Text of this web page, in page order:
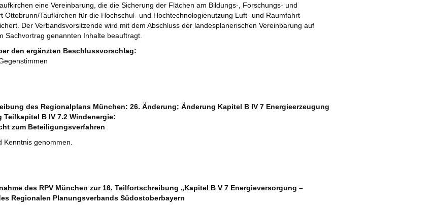
eine Vereinbarung, die die Sicherung der Flächen am Bildungs-, Forschungs- und
Ottobrunn/Taufkirchen für die Hochschul- und Hochtechnologienutzung Luft- und Raumfahrt
Der Verbandsvorsitzende wird mit dem Abschluss der landesplanerischen Vereinbarung auf
Sachvortrag genannten Inhalte beauftragt.
den ergänzten Beschlussvorschlag:
des Regionalplans München: 26. Änderung; Änderung Kapitel B IV 7 Energieerzeugung
Teilkapitel B IV 7.2 Windenergie:
zum Beteiligungsverfahren
Kenntnis genommen.
des RPV München zur 16. Teilfortschreibung „Kapitel B V 7 Energieversorgung –
Regionalen Planungsverbands Südostoberbayern